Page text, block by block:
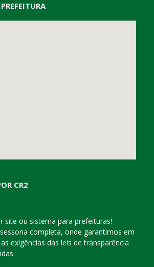
CR2
site ou sistema para prefeituras!
completa, onde garantimos em
exigências das leis de transparência